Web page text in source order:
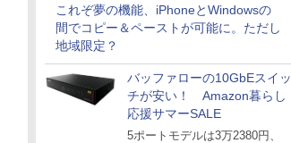
これぞ夢の機能、iPhoneとWindowsの
間でコピー＆ペーストが可能に。ただし
地域限定？
バッファローの10GbEスイッ
チが安い！ Amazon暮らし
応援サマーSALE
5ポートモデルは3万2380円、